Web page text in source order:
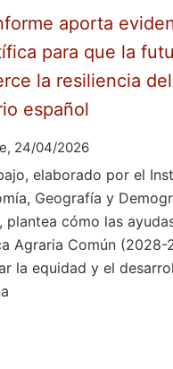
aporta
para que la
la resiliencia
español
24/04/2026
elaborado por el
Geografía y
plantea cómo las
Agraria Común
la equidad y el